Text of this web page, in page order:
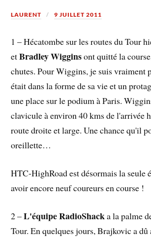
LAURENT 9 JUILLET 2011
1 – Hécatombe sur les routes du Tour
etBradley Wigginsont quitté la
chutes. Pour Wiggins, je suis vraiment
était dans la forme de sa vie et un
une place sur le podium à Paris.
clavicule à environ 40 kms de l'arrivée
route droite et large. Une chance qu'il
oreillette…
HTC-HighRoad est désormais la seule
avoir encore neuf coureurs en course !
2 –L'équipe RadioShacka la palme
Tour. En quelques jours, Brajkovic a dû